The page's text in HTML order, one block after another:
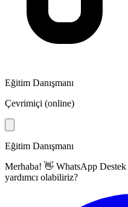
Eğitim Danışmanı
Çevrimiçi (online)
Eğitim Danışmanı
Merhaba! 👋 WhatsApp Destek
yardımcı olabiliriz?